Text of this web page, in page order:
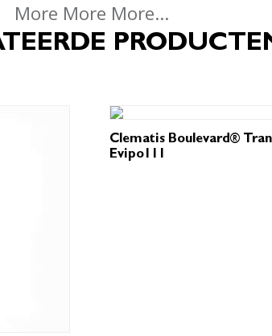
More More More...
Clematis Boulevard®
Evipo111